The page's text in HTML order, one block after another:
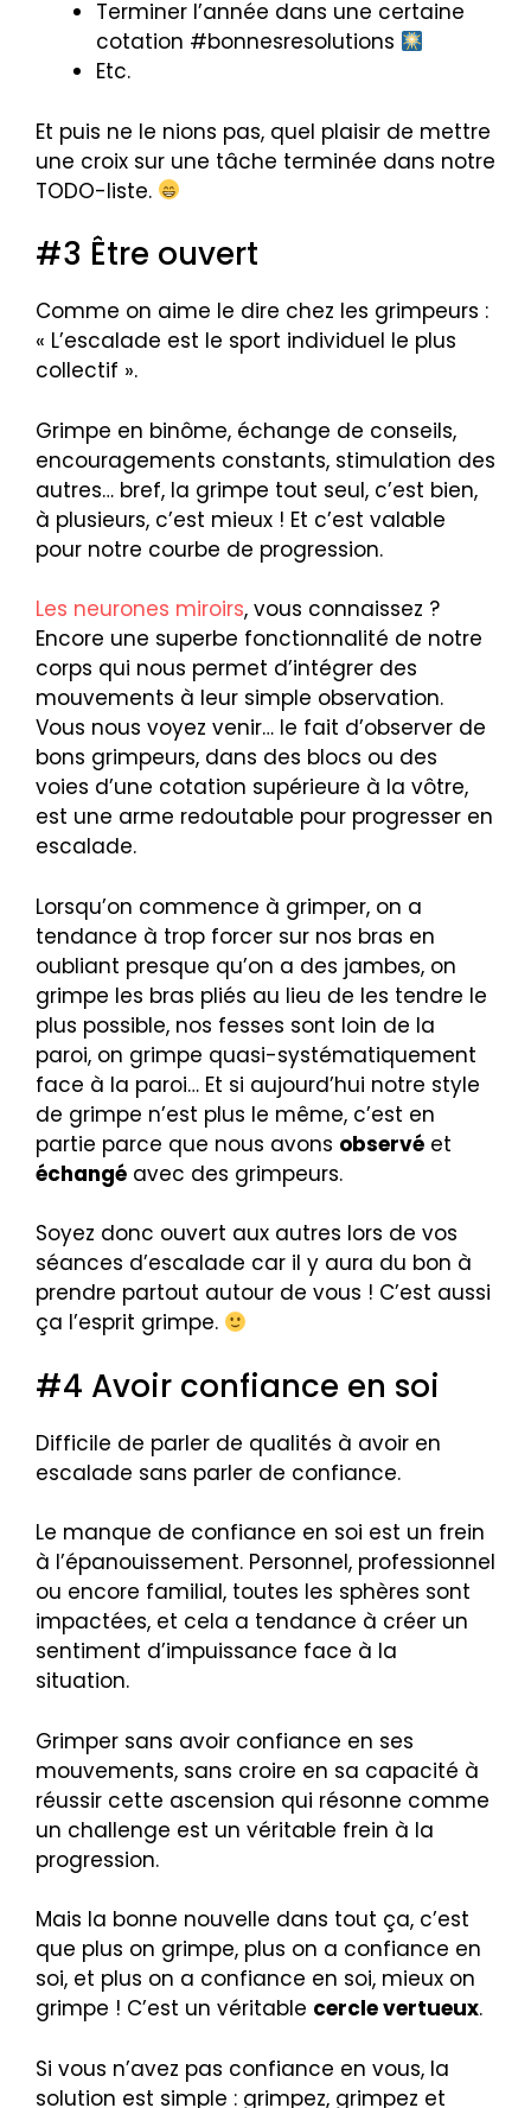
Terminer l’année dans une certaine
cotation #bonnesresolutions
Etc.
Et puis ne le nions pas, quel plaisir de mettre
une croix sur une tâche terminée dans notre
TODO-liste.
#3 Être ouvert
Comme on aime le dire chez les grimpeurs :
« L’escalade est le sport individuel le plus
collectif ».
Grimpe en binôme, échange de conseils,
encouragements constants, stimulation des
autres… bref, la grimpe tout seul, c’est bien,
à plusieurs, c’est mieux ! Et c’est valable
pour notre courbe de progression.
Les neurones miroirs, vous connaissez ?
Encore une superbe fonctionnalité de notre
corps qui nous permet d’intégrer des
mouvements à leur simple observation.
Vous nous voyez venir… le fait d’observer de
bons grimpeurs, dans des blocs ou des
voies d’une cotation supérieure à la vôtre,
est une arme redoutable pour progresser en
escalade.
Lorsqu’on commence à grimper, on a
tendance à trop forcer sur nos bras en
oubliant presque qu’on a des jambes, on
grimpe les bras pliés au lieu de les tendre le
plus possible, nos fesses sont loin de la
paroi, on grimpe quasi-systématiquement
face à la paroi… Et si aujourd’hui notre style
de grimpe n’est plus le même, c’est en
partie parce que nous avons observé et
échangé avec des grimpeurs.
Soyez donc ouvert aux autres lors de vos
séances d’escalade car il y aura du bon à
prendre partout autour de vous ! C’est aussi
ça l’esprit grimpe.
#4 Avoir confiance en soi
Difficile de parler de qualités à avoir en
escalade sans parler de confiance.
Le manque de confiance en soi est un frein
à l’épanouissement. Personnel, professionnel
ou encore familial, toutes les sphères sont
impactées, et cela a tendance à créer un
sentiment d’impuissance face à la
situation.
Grimper sans avoir confiance en ses
mouvements, sans croire en sa capacité à
réussir cette ascension qui résonne comme
un challenge est un véritable frein à la
progression.
Mais la bonne nouvelle dans tout ça, c’est
que plus on grimpe, plus on a confiance en
soi, et plus on a confiance en soi, mieux on
grimpe ! C’est un véritable cercle vertueux.
Si vous n’avez pas confiance en vous, la
solution est simple : grimpez, grimpez et